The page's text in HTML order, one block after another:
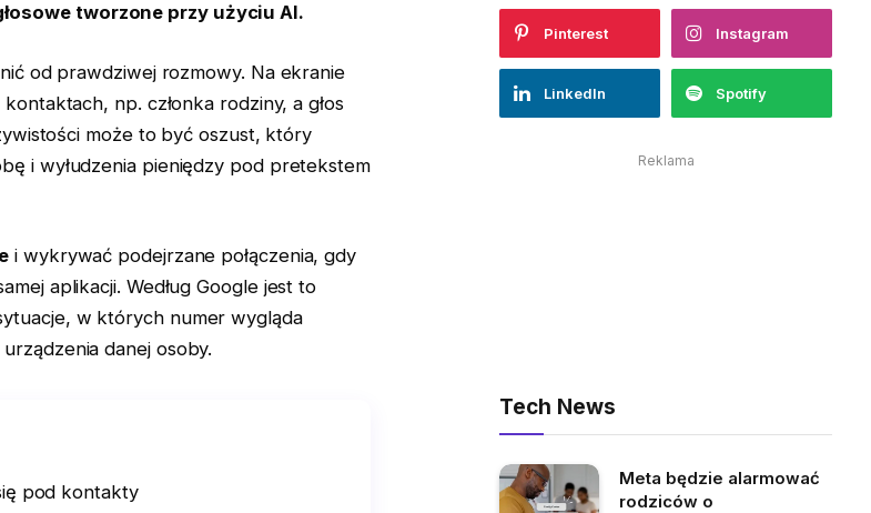
tworzone przy użyciu AI.
od prawdziwej rozmowy. Na ekranie
np. członka rodziny, a głos
może to być oszust, który
i wyłudzenia pieniędzy pod pretekstem
i wykrywać podejrzane połączenia, gdy
aplikacji. Według Google jest to
w których numer wygląda
danej osoby.
pod kontakty
Pinterest Instagram
LinkedIn Spotify
Reklama
Tech News
Meta będzie alarmować
rodziców o